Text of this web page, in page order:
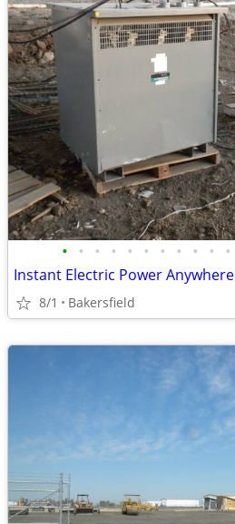
• • • • • • • • • • •
Instant Electric Power Anywhere
8/1 Bakersfield